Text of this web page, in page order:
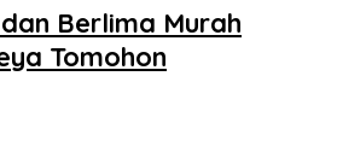
Berlima Murah
Tomohon